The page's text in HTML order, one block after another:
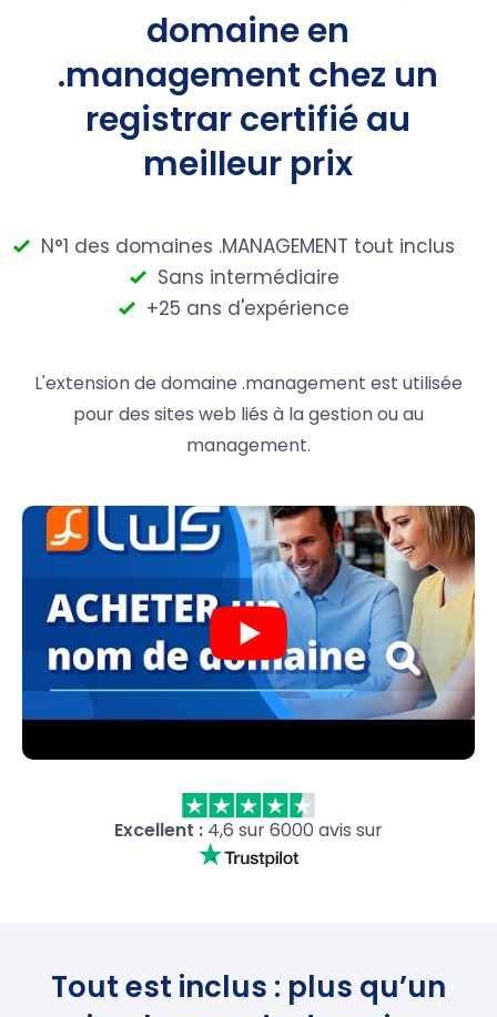
domaine en
.management chez un
registrar certifié au
meilleur prix
N°1 des domaines .MANAGEMENT tout inclus
Sans intermédiaire
+25 ans d'expérience
L'extension de domaine .management est utilisée
pour des sites web liés à la gestion ou au
management.
Excellent :4,6 sur 6000 avis sur
Tout est inclus : plus qu’un